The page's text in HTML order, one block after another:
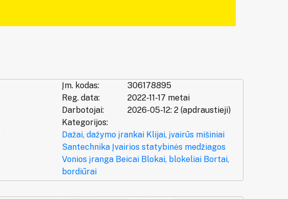
Įm. kodas:
306178895
Reg. data:
2022-11-17 metai
Darbotojai:
2026-05-12: 2 (apdraustieji)
Kategorijos:
Dažai, dažymo įrankai Klijai, įvairūs mišiniai
Santechnika Įvairios statybinės medžiagos
Vonios įranga Beicai Blokai, blokeliai Bortai,
bordiūrai